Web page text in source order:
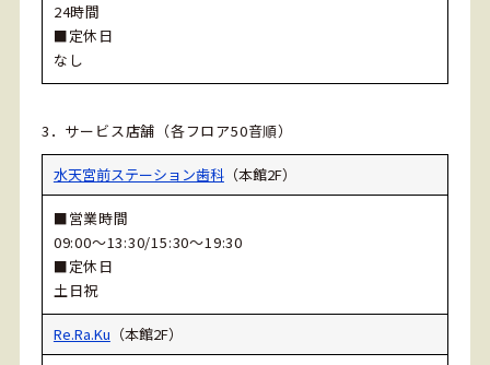
24時間
■定休日
なし
3．サービス店舗（各フロア50音順）
水天宮前ステーション歯科（本館2F）
■営業時間
09:00～13:30/15:30～19:30
■定休日
土日祝
Re.Ra.Ku （本館2F）